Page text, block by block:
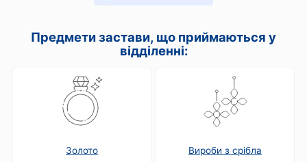
Предмети застави, що приймаються у
відділенні:
Золото Вироби з срібла